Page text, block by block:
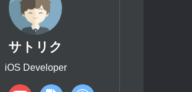
サトリク
iOS Developer